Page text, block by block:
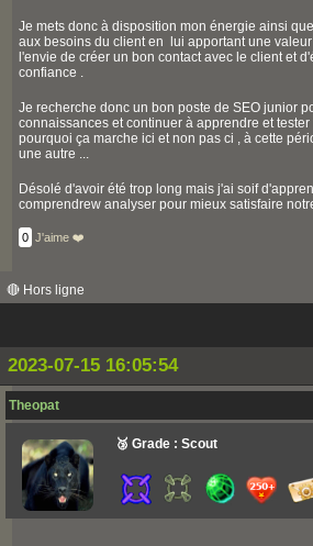
Je mets donc à disposition mon énergie ainsi
aux besoins du client en lui apportant une
l'envie de créer un bon contact avec le client et
confiance .
Je recherche donc un bon poste de SEO junior
connaissances et continuer à apprendre et
pourquoi ça marche ici et non pas ci , à cette
une autre ...
Désolé d'avoir été trop long mais j'ai soif
comprendrew analyser pour mieux satisfaire
0 J'aime ❤️
🔴 Hors ligne
2023-07-15 16:05:54
Theopat
🥉 Grade : Scout